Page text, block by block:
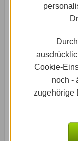
Cookie-
noch -
zugehörige
die Hotel-App
hinzufügen.
oben im